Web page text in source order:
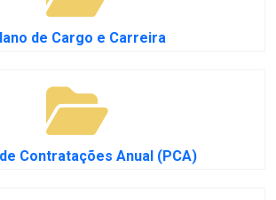
de Cargo e Carreira
Contratações Anual (PCA)